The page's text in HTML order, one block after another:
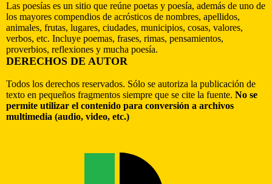
Las poesías es un sitio que reúne poetas y poesía, además de uno de
los mayores compendios de acrósticos de nombres, apellidos,
animales, frutas, lugares, ciudades, municipios, cosas, valores,
verbos, etc. Incluye poemas, frases, rimas, pensamientos,
proverbios, reflexiones y mucha poesía.
DERECHOS DE AUTOR
Todos los derechos reservados. Sólo se autoriza la publicación de
texto en pequeños fragmentos siempre que se cite la fuente. No se
permite utilizar el contenido para conversión a archivos
multimedia (audio, video, etc.)